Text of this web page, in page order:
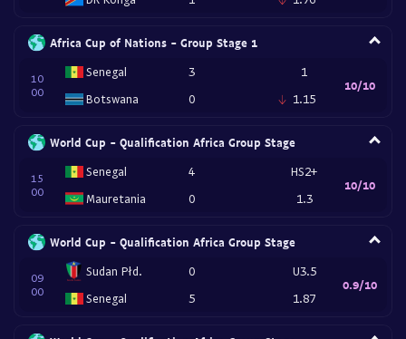
Africa Cup of Nations - Group Stage 1
10
00
Senegal
Botswana
3
0
1
1.15
10/10
World Cup - Qualification Africa Group Stage
15
00
Senegal
Mauretania
4
0
HS2+
1.3
10/10
World Cup - Qualification Africa Group Stage
09
00
Sudan Płd.
Senegal
0
5
U3.5
1.87
0.9/10